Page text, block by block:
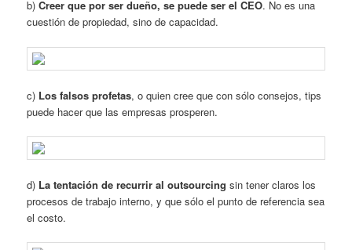
b)Creer que por ser dueño, se puede ser el CEO. No es una
cuestión de propiedad, sino de capacidad.
c) Los falsos profetas, o quien cree que con sólo consejos, tips
puede hacer que las empresas prosperen.
d) La tentación de recurrir al outsourcing sin tener claros los
procesos de trabajo interno, y que sólo el punto de referencia sea
el costo.